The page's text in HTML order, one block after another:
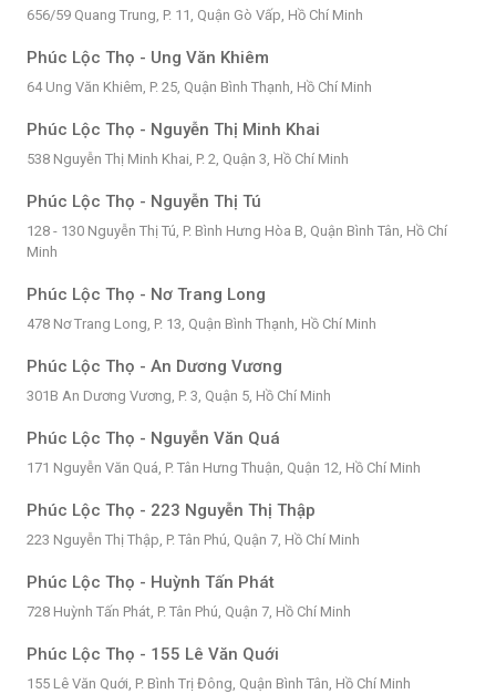
656/59 Quang Trung, P. 11, Quận Gò Vấp, Hồ Chí Minh
Phúc Lộc Thọ - Ung Văn Khiêm
64 Ung Văn Khiêm, P. 25, Quận Bình Thạnh, Hồ Chí Minh
Phúc Lộc Thọ - Nguyễn Thị Minh Khai
538 Nguyễn Thị Minh Khai, P. 2, Quận 3, Hồ Chí Minh
Phúc Lộc Thọ - Nguyễn Thị Tú
128 - 130 Nguyễn Thị Tú, P. Bình Hưng Hòa B, Quận Bình Tân, Hồ Chí
Minh
Phúc Lộc Thọ - Nơ Trang Long
478 Nơ Trang Long, P. 13, Quận Bình Thạnh, Hồ Chí Minh
Phúc Lộc Thọ - An Dương Vương
301B An Dương Vương, P. 3, Quận 5, Hồ Chí Minh
Phúc Lộc Thọ - Nguyễn Văn Quá
171 Nguyễn Văn Quá, P. Tân Hưng Thuận, Quận 12, Hồ Chí Minh
Phúc Lộc Thọ - 223 Nguyễn Thị Thập
223 Nguyễn Thị Thập, P. Tân Phú, Quận 7, Hồ Chí Minh
Phúc Lộc Thọ - Huỳnh Tấn Phát
728 Huỳnh Tấn Phát, P. Tân Phú, Quận 7, Hồ Chí Minh
Phúc Lộc Thọ - 155 Lê Văn Quới
155 Lê Văn Quới, P. Bình Trị Đông, Quận Bình Tân, Hồ Chí Minh